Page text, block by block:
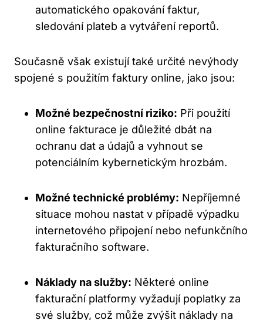
automatického opakování faktur,
sledování plateb a vytváření reportů.
Současně však existují také určité nevýhody
spojené s použitím faktury online, jako jsou:
Možné bezpečnostní riziko: Při použití
online fakturace je důležité dbát na
ochranu dat a údajů a vyhnout se
potenciálním kybernetickým hrozbám.
Možné technické problémy: Nepříjemné
situace mohou nastat v případě výpadku
internetového připojení nebo nefunkčního
fakturačního software.
Náklady na služby: Některé online
fakturační platformy vyžadují poplatky za
své služby, což může zvýšit náklady na